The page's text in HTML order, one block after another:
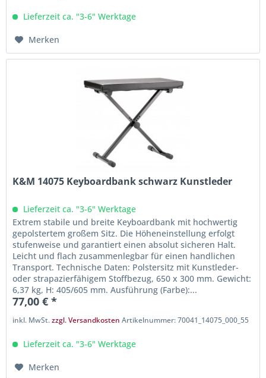
Lieferzeit ca. "3-6" Werktage
Merken
K&M 14075 Keyboardbank schwarz Kunstleder
Lieferzeit ca. "3-6" Werktage
Extrem stabile und breite Keyboardbank mit hochwertig
gepolstertem großem Sitz. Die Höheneinstellung erfolgt
stufenweise und garantiert einen absolut sicheren Halt.
Leicht und flach zusammenlegbar für einen handlichen
Transport. Technische Daten: Polstersitz mit Kunstleder-
oder strapazierfähigem Stoffbezug, 650 x 300 mm. Gewicht:
6,37 kg, H: 405/605 mm. Ausführung (Farbe):...
77,00 € *
inkl. MwSt.zzgl. Versandkosten Artikelnummer: 70041_14075_000_55
Lieferzeit ca. "3-6" Werktage
Merken